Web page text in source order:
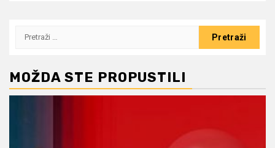
Pretraži:
MOŽDA STE PROPUSTILI